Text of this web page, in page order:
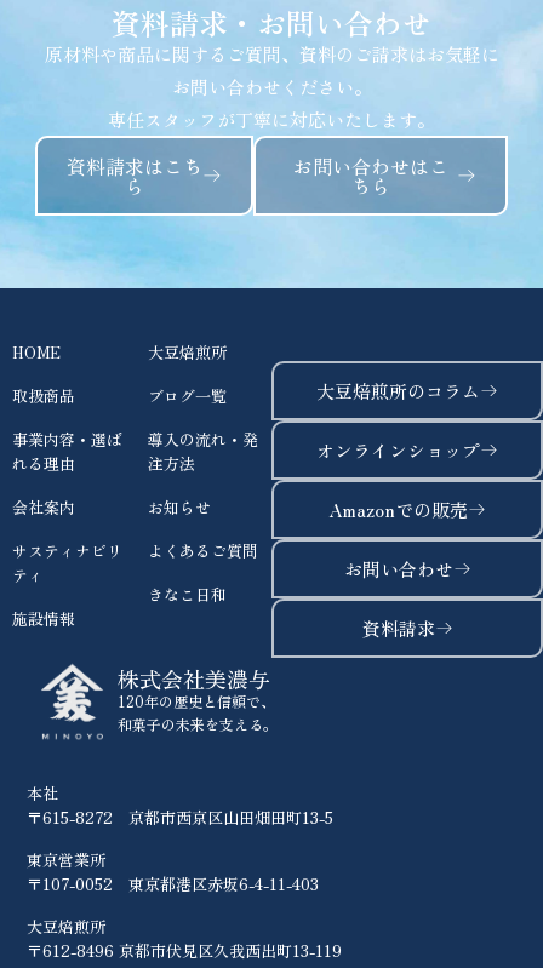
資料請求・お問い合わせ​
原材料や商品に関するご質問、資料のご請求はお気軽に
お問い合わせください。
専任スタッフが丁寧に対応いたします。
資料請求はこち
ら
お問い合わせはこ
ちら
株式会社美濃与
120年の歴史と信頼で、
和菓子の未来を支える。
本社
〒615-8272 京都市西京区山田畑田町13-5
東京営業所
〒107-0052 東京都港区赤坂6-4-11-403
大豆焙煎所
〒612-8496 京都市伏見区久我西出町13-119
HOME
取扱商品
事業内容・選ば
れる理由
会社案内
サスティナビリ
ティ
施設情報
大豆焙煎所
ブログ一覧
導入の流れ・発
注方法
お知らせ
よくあるご質問
きなこ日和
大豆焙煎所のコラム
オンラインショップ
Amazonでの販売
お問い合わせ
資料請求